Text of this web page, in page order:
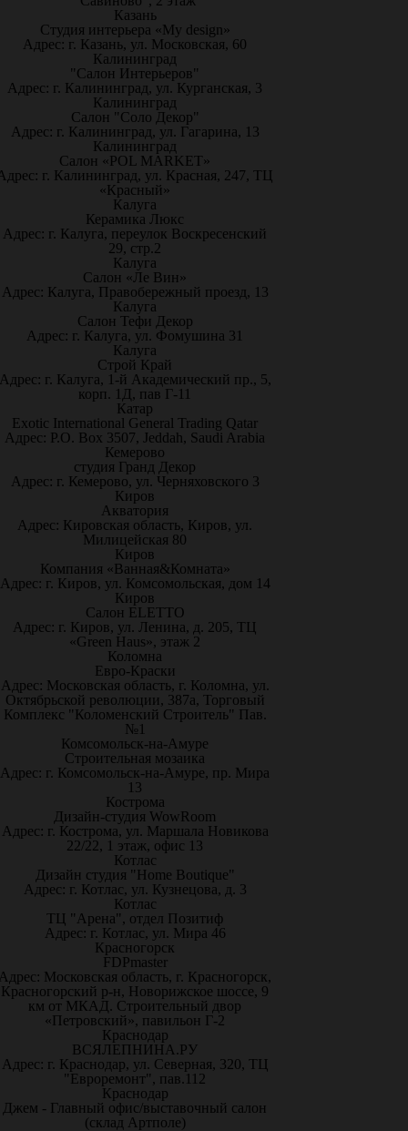
Казань
Студия интерьера «My design»
Адрес: г. Казань, ул. Московская, 60
Калининград
"Салон Интерьеров"
Адрес: г. Калининград, ул. Курганская, 3
Калининград
Салон "Соло Декор"
Адрес: г. Калининград, ул. Гагарина, 13
Калининград
Салон «POL MARKET»
г. Калининград, ул. Красная, 247, ТЦ
«Красный»
Калуга
Керамика Люкс
Адрес: г. Калуга, переулок Воскресенский
29, стр.2
Калуга
Салон «Ле Вин»
Адрес: Калуга, Правобережный проезд, 13
Калуга
Салон Тефи Декор
Адрес: г. Калуга, ул. Фомушина 31
Калуга
Строй Край
г. Калуга, 1-й Академический пр., 5,
корп. 1Д, пав Г-11
Катар
Exotic International General Trading Qatar
Адрес: P.O. Box 3507, Jeddah, Saudi Arabia
Кемерово
студия Гранд Декор
Адрес: г. Кемерово, ул. Черняховского 3
Киров
Акватория
Адрес: Кировская область, Киров, ул.
Милицейская 80
Киров
Компания «Ванная&Комната»
Адрес: г. Киров, ул. Комсомольская, дом 14
Киров
Салон ELETTO
Адрес: г. Киров, ул. Ленина, д. 205, ТЦ
«Green Haus», этаж 2
Коломна
Евро-Краски
Адрес: Московская область, г. Коломна, ул.
Октябрьской революции, 387а, Торговый
Комплекс "Коломенский Строитель" Пав.
№1
Комсомольск-на-Амуре
Строительная мозаика
Адрес: г. Комсомольск-на-Амуре, пр. Мира
13
Кострома
Дизайн-студия WowRoom
Адрес: г. Кострома, ул. Маршала Новикова
22/22, 1 этаж, офис 13
Котлас
Дизайн студия "Home Boutique"
Адрес: г. Котлас, ул. Кузнецова, д. 3
Котлас
ТЦ "Арена", отдел Позитиф
Адрес: г. Котлас, ул. Мира 46
Красногорск
FDPmaster
Московская область, г. Красногорск,
Красногорский р-н, Новорижское шоссе, 9
км от МКАД. Строительный двор
«Петровский», павильон Г-2
Краснодар
ВСЯЛЕПНИНА.РУ
Адрес: г. Краснодар, ул. Северная, 320, ТЦ
"Евроремонт", пав.112
Краснодар
Джем - Главный офис/выставочный салон
(склад Артполе)